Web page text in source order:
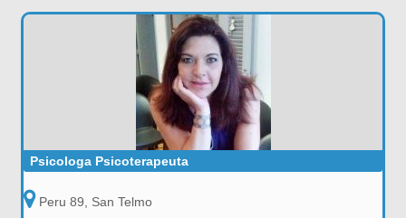
Psicologa Psicoterapeuta
Peru 89, San Telmo